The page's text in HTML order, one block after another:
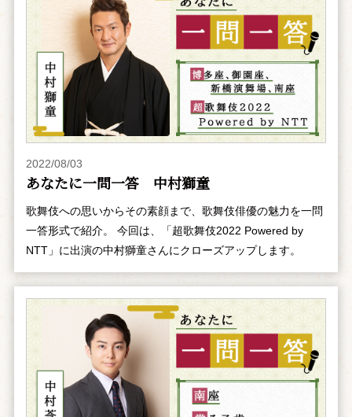
2022/08/03
あなたに一問一答 中村獅童
歌舞伎への思いからその素顔まで、歌舞伎俳優の魅力を一問
一答形式で紹介。 今回は、「超歌舞伎2022 Powered by
NTT」に出演の中村獅童さんにクローズアップします。